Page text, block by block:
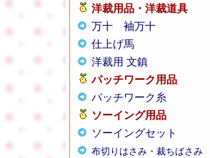
洋裁用品・洋裁道具
万十
袖万十
仕上げ馬
洋裁用 文鎮
パッチワーク用品
パッチワーク糸
ソーイング用品
ソーイングセット
布切りはさみ・裁ちばさみ